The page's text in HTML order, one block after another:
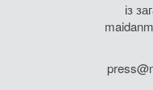
із